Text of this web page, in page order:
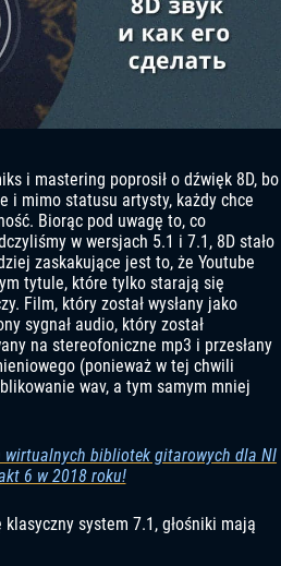
i mastering poprosił o dźwięk 8D, bo
i mimo statusu artysty, każdy chce
Biorąc pod uwagę to, co
w wersjach 5.1 i 7.1, 8D stało
zaskakujące jest to, że Youtube
tytule, które tylko starają się
Film, który został wysłany jako
sygnał audio, który został
na stereofoniczne mp3 i przesłany
(ponieważ w tej chwili
wav, a tym samym mniej
wirtualnych bibliotek gitarowych dla NI
6 w 2018 roku!
system 7.1, głośniki mają